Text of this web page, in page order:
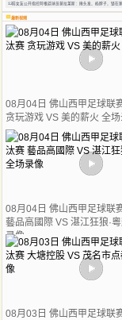
12 前女友公开指控阿根廷球员莫拉莱斯：揪头发、掐脖子、锁在
最新视频
08月04日 佛山西甲足球联
贪玩游戏 VS 美的薪火 全场
08月04日 佛山西甲足球联
藝品高國際 VS 湛江狂狼·粵
录像
08月03日 佛山西甲足球联